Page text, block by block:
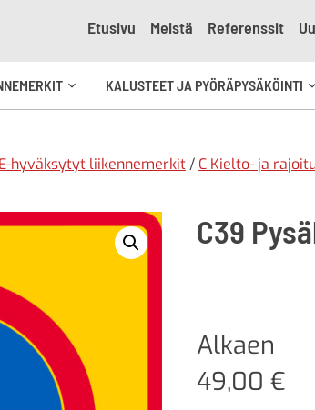
Etusivu Meistä Referenssit
KALUSTEET JA PYÖRÄPYSÄKÖINTI
hyväksytyt liikennemerkit / C Kielto- ja
C39
Alkaen
49,00€